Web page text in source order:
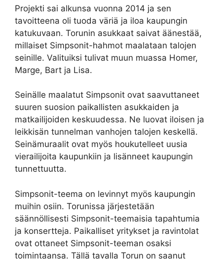
Projekti sai alkunsa vuonna 2014 ja sen
tavoitteena oli tuoda väriä ja iloa kaupungin
katukuvaan. Torunin asukkaat saivat äänestää,
millaiset Simpsonit-hahmot maalataan talojen
seinille. Valituiksi tulivat muun muassa Homer,
Marge, Bart ja Lisa.
Seinälle maalatut Simpsonit ovat saavuttaneet
suuren suosion paikallisten asukkaiden ja
matkailijoiden keskuudessa. Ne luovat iloisen ja
leikkisän tunnelman vanhojen talojen keskellä.
Seinämuraalit ovat myös houkutelleet uusia
vierailijoita kaupunkiin ja lisänneet kaupungin
tunnettuutta.
Simpsonit-teema on levinnyt myös kaupungin
muihin osiin. Torunissa järjestetään
säännöllisesti Simpsonit-teemaisia tapahtumia
ja konsertteja. Paikalliset yritykset ja ravintolat
ovat ottaneet Simpsonit-teeman osaksi
toimintaansa. Tällä tavalla Torun on saanut